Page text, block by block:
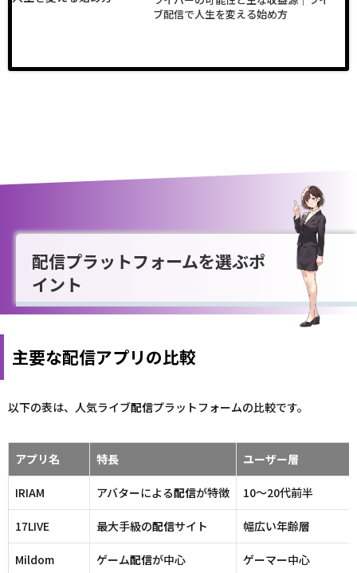
ブ配信で人生を変える始め方
配信プラットフォームを選ぶポ
イント
主要な配信アプリの比較
以下の表は、人気ライブ配信プラットフォームの比較です。
アプリ名 特長 ユーザー層
IRIAM アバターによる配信が特徴 10～20代前半
17LIVE 最大手級の配信サイト 幅広い年齢層
Mildom ゲーム配信が中心 ゲーマー中心